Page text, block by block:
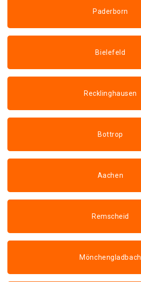
Paderborn
Bielefeld
Recklinghausen
Bottrop
Aachen
Remscheid
Mönchengladbach